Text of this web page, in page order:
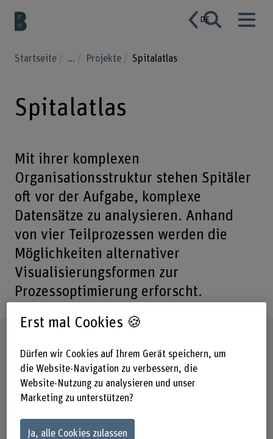
DE
Startseite ... Projekte Spitalatlas
Spitalatlas
Mit ihrer komplexen
Organisationsstruktur stehen Spitäler
oft vor der Aufgabe, komplexe
Datensätze zu analysieren. Anhand
von vier Teilprozessen werden die
Möglichkeiten alternativer
Visualisierungsformen zur
Prozessoptimierung erforscht.
Beteiligte Departemente
Hochschule der Künste Bern
Erst mal Cookies 🍪
Dürfen wir Cookies auf Ihrem Gerät speichern, um
die Website-Navigation zu verbessern, die
Website-Nutzung zu analysieren und unser
Marketing zu unterstützen?
Ja, alle Cookies zulassen